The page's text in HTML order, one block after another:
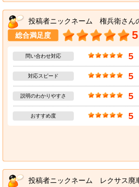
投稿者ニックネーム 権兵衛さん
総合満足度 5
問い合わせ対応 5
対応スピード 5
説明のわかりやすさ 5
おすすめ度 5
投稿者ニックネーム レクサス廃